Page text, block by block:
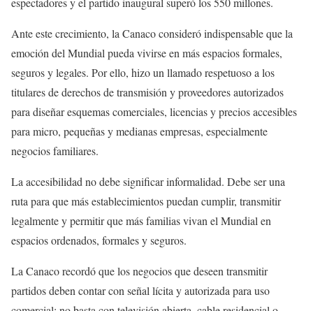
Ante este crecimiento, la Canaco consideró indispensable que la
emoción del Mundial pueda vivirse en más espacios formales,
seguros y legales. Por ello, hizo un llamado respetuoso a los
titulares de derechos de transmisión y proveedores autorizados
para diseñar esquemas comerciales, licencias y precios accesibles
para micro, pequeñas y medianas empresas, especialmente
negocios familiares.
La accesibilidad no debe significar informalidad. Debe ser una
ruta para que más establecimientos puedan cumplir, transmitir
legalmente y permitir que más familias vivan el Mundial en
espacios ordenados, formales y seguros.
La Canaco recordó que los negocios que deseen transmitir
partidos deben contar con señal lícita y autorizada para uso